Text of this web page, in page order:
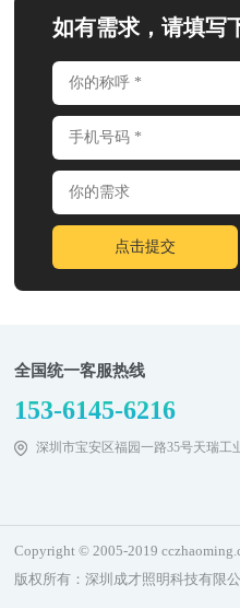
如有需求，请填写
全国统一客服热线
153-6145-6216
深圳市宝安区福园一路35号天瑞工
Copyright © 2005-2019
版权所有：深圳成才照明科技有限